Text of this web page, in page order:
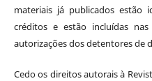
materiais já publicados estão
créditos e estão incluídas
autorizações dos detentores de
Cedo os direitos autorais à